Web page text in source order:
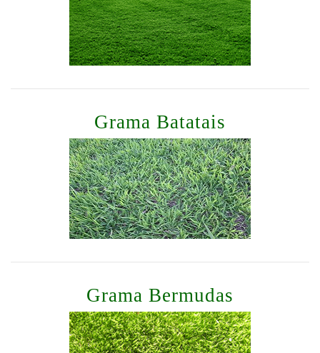
Grama Batatais
Grama Bermudas